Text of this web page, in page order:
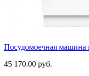
Посудомоечная машина
45 170.00 руб.